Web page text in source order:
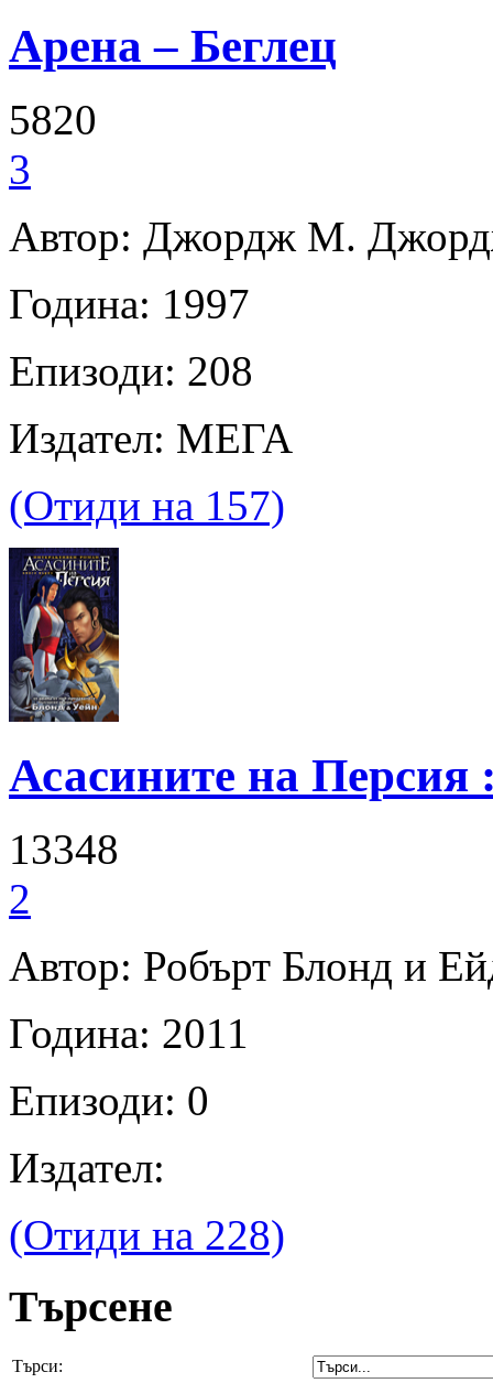
Арена – Беглец
5820
3
Автор: Джордж М.
Година: 1997
Епизоди: 208
Издател: МЕГА
(Отиди на 157)
Асасините на Персия
13348
2
Автор: Робърт Блонд и
Година: 2011
Епизоди: 0
Издател:
(Отиди на 228)
Търсене
Търси: